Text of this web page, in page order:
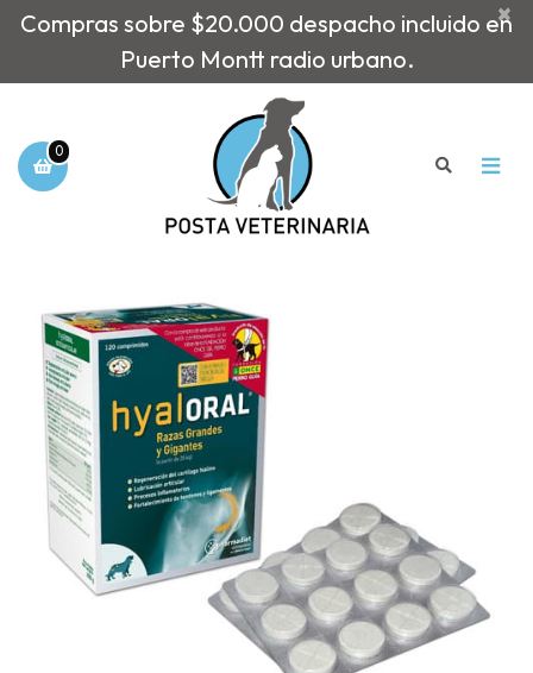
Compras sobre $20.000 despacho incluido en
Puerto Montt radio urbano.
×
0